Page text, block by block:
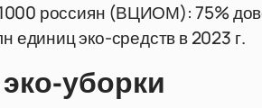
россиян (ВЦИОМ): 75%
эко-средств в 2023 г.
уборки